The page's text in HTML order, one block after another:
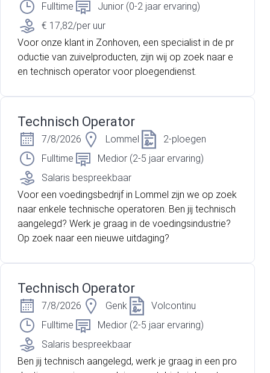
Fulltime
Junior (0-2 jaar ervaring)
€ 17,82/per uur
Voor onze klant in Zonhoven, een specialist in de pr
oductie van zuivelproducten, zijn wij op zoek naar e
en technisch operator voor ploegendienst.
Technisch Operator
7/8/2026 Lommel
2-ploegen
Fulltime
Medior (2-5 jaar ervaring)
Salaris bespreekbaar
Voor een voedingsbedrijf in Lommel zijn we op zoek
naar enkele technische operatoren. Ben jij technisch
aangelegd? Werk je graag in de voedingsindustrie?
Op zoek naar een nieuwe uitdaging?
Technisch Operator
7/8/2026 Genk
Volcontinu
Fulltime
Medior (2-5 jaar ervaring)
Salaris bespreekbaar
Ben jij technisch aangelegd, werk je graag in een pro